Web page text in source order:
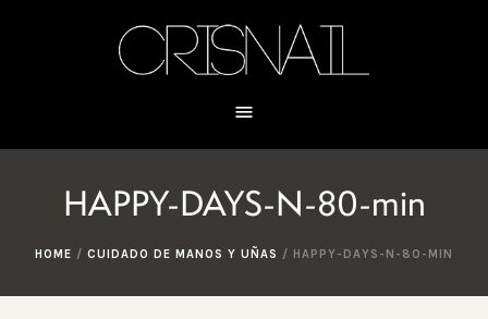
HAPPY-DAYS-N-80-min
HOME / CUIDADO DE MANOS Y UÑAS / HAPPY-DAYS-N-80-MIN